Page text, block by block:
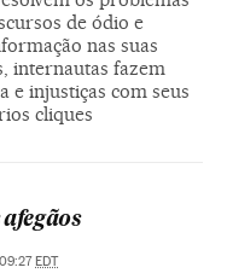
de ódio e
nas suas
internautas fazem
e injustiças com seus
cliques
EDT